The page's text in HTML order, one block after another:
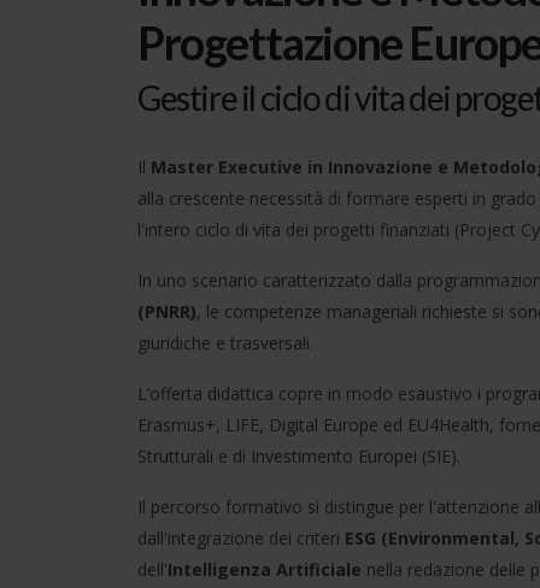
Progettazione
Gestire il ciclo di vita dei
Il Master Executive in Innovazione e
alla crescente necessità di formare esperti in
l'intero ciclo di vita dei progetti finanziati (Project
In uno scenario caratterizzato dalla
(PNRR), le competenze manageriali richieste si
giuridiche e trasversali.
L’offerta didattica copre in modo esaustivo i
Erasmus+, LIFE, Digital Europe ed EU4Health,
Strutturali e di Investimento Europei (SIE).
Il percorso formativo si distingue per l'attenzione
dall'integrazione dei criteri ESG (Environmental,
dell'Intelligenza Artificiale nella redazione delle